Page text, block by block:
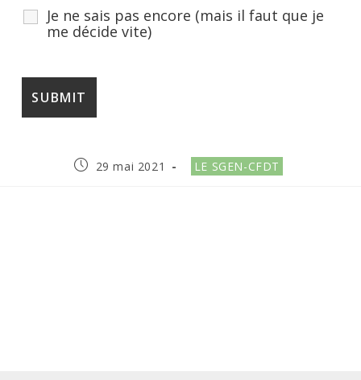
Je ne sais pas encore (mais il faut que je
me décide vite)
Publication
29 mai 2021
Post
category:
LE SGEN-CFDT